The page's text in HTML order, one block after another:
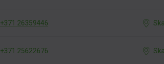
+371 26359446
+371 25622676